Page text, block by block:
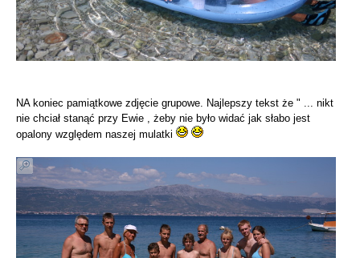
NA koniec pamiątkowe zdjęcie grupowe. Najlepszy tekst że " ... nikt
nie chciał stanąć przy Ewie , żeby nie było widać jak słabo jest
opalony względem naszej mulatki